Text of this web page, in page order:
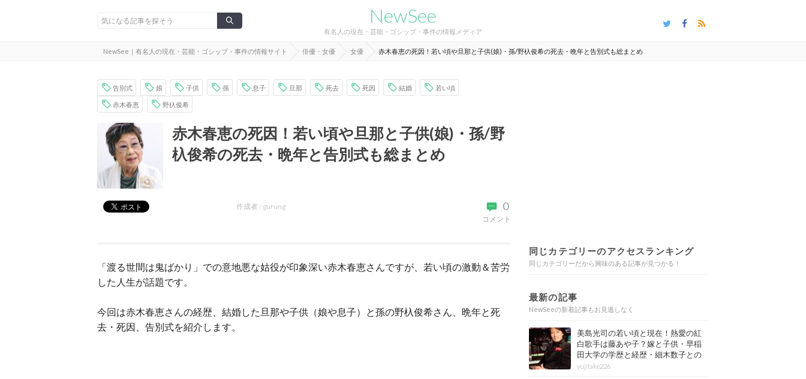
NewSee
有名人の現在・芸能・ゴシップ・事件の情報メディア
NewSee｜有名人の現在・芸能・ゴシップ・事件の情報サイト 俳優・女優 女優 赤木春恵の死因！若い頃や旦那と子供(娘)・孫/野杁俊希の死去・晩年と告別式も総まとめ
告別式 娘 子供 孫 息子 旦那 死去 死因 結婚 若い頃
赤木春恵 野杁俊希
赤木春恵の死因！若い頃や旦那と子供(娘)・孫/野
杁俊希の死去・晩年と告別式も総まとめ
0
コメント
作成者 / gurung
「渡る世間は鬼ばかり」での意地悪な姑役が印象深い赤木春恵さんですが、若い頃の激動＆苦労
した人生が話題です。
今回は赤木春恵さんの経歴、結婚した旦那や子供（娘や息子）と孫の野杁俊希さん、晩年と死
去・死因、告別式を紹介します。
同じカテゴリーのアクセスランキング
同じカテゴリーだから興味のある記事が見つかる！
最新の記事
NewSeeの新着記事もお見逃しなく
美島光司の若い頃と現在！熱愛の紅
白歌手は藤あや子？嫁と子供・早稲
田大学の学歴と経歴・細木数子との
確執もまとめ
yujitake226